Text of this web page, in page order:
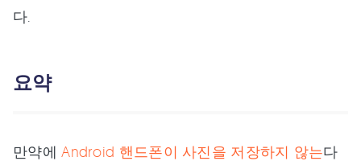
다.
요약
만약에Android 핸드폰이 사진을 저장하지 않는다